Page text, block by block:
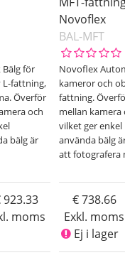
för
L-fattning,
Överför
och
bälg är
moms
923.33
Novoflex
BAL-MFT
Novoflex
kameror och
fattning.
mellan
vilket ger
använda bälg
att fotografera
Exkl. moms
738.66
Ej i lager